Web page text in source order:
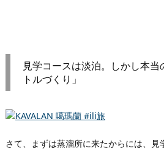
見学コースは淡泊。しかし本
トルづくり」
さて、まずは蒸溜所に来たからには、